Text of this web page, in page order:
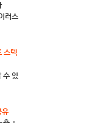
러스
스텍
수 있
유